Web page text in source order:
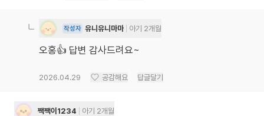
작성자 유니유니마마 아기 2개월
오홍👍 답변 감사드려요~
2026.04.29 공감해요 답글달기
짹짹이1234 아기 2개월